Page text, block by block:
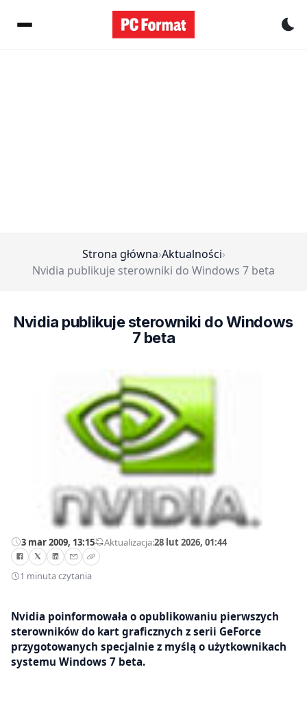
Strona główna›Aktualności›
Nvidia publikuje sterowniki do Windows 7 beta
Nvidia publikuje sterowniki do Windows
7 beta
3 mar 2009, 13:15—Aktualizacja:28 lut 2026, 01:44
1 minuta czytania
Nvidia poinformowała o opublikowaniu pierwszych
sterowników do kart graficznych z serii GeForce
przygotowanych specjalnie z myślą o użytkownikach
systemu Windows 7 beta.